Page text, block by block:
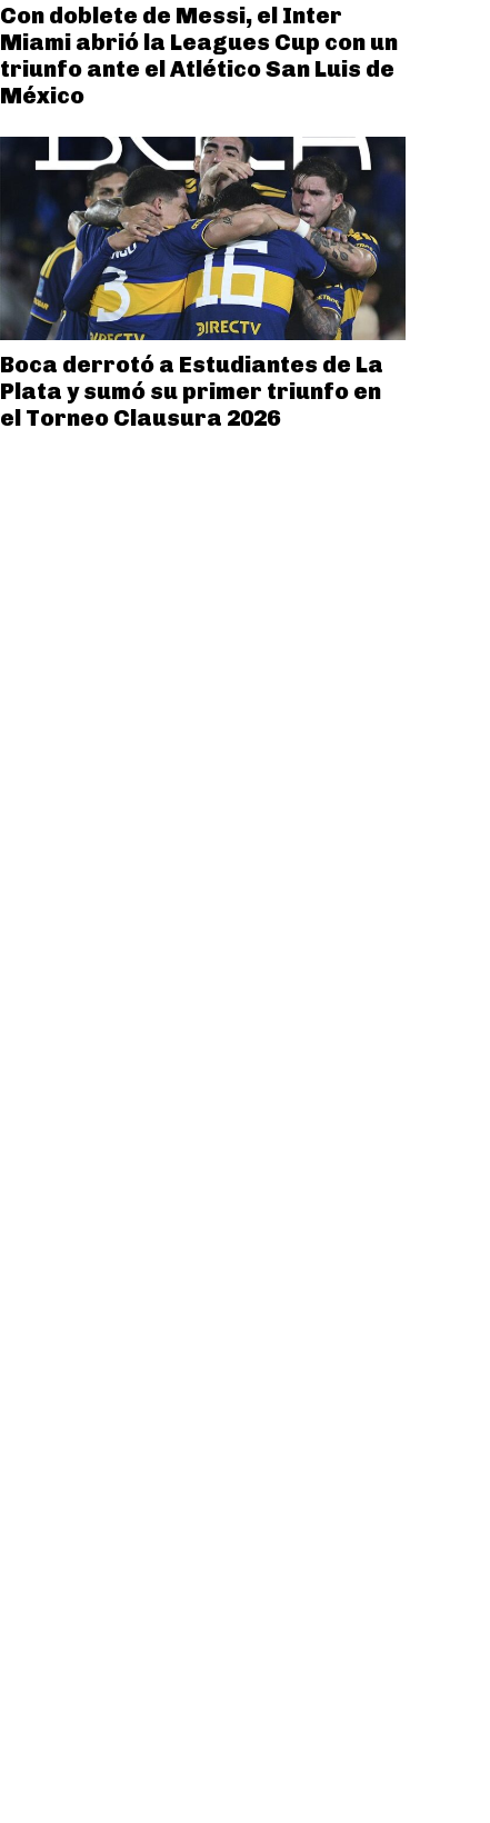
Con doblete de Messi, el Inter
Miami abrió la Leagues Cup con un
triunfo ante el Atlético San Luis de
México
Boca derrotó a Estudiantes de La
Plata y sumó su primer triunfo en
el Torneo Clausura 2026